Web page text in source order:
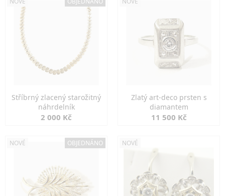
Stříbrný zlacený starožitný
náhrdelník
2 000 Kč
Zlatý art-deco prsten s
diamantem
11 500 Kč
NOVÉ OBJEDNÁNO NOVÉ